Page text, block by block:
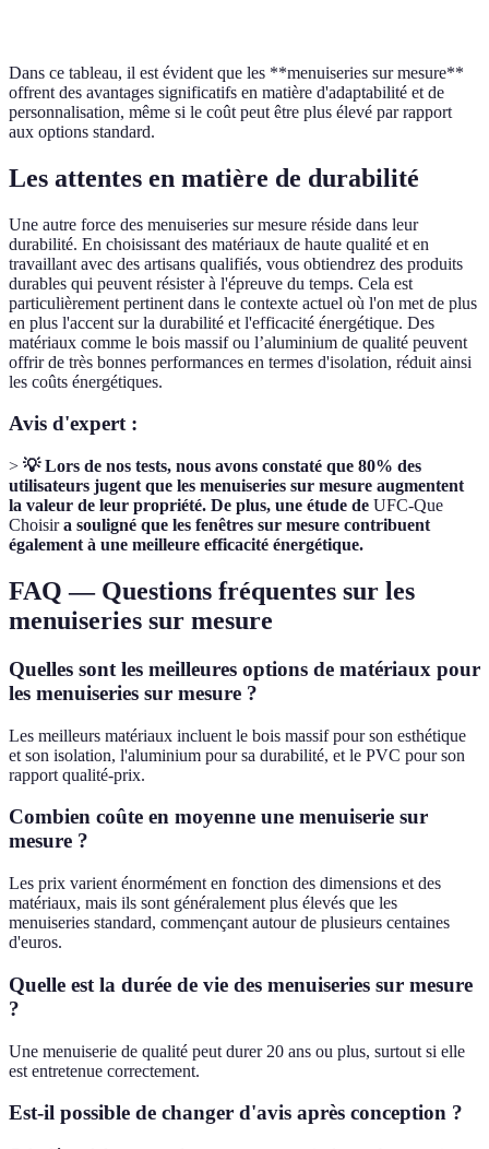
Dans ce tableau, il est évident que les **menuiseries sur mesure**
offrent des avantages significatifs en matière d'adaptabilité et de
personnalisation, même si le coût peut être plus élevé par rapport
aux options standard.
Les attentes en matière de durabilité
Une autre force des menuiseries sur mesure réside dans leur
durabilité. En choisissant des matériaux de haute qualité et en
travaillant avec des artisans qualifiés, vous obtiendrez des produits
durables qui peuvent résister à l'épreuve du temps. Cela est
particulièrement pertinent dans le contexte actuel où l'on met de plus
en plus l'accent sur la durabilité et l'efficacité énergétique. Des
matériaux comme le bois massif ou l’aluminium de qualité peuvent
offrir de très bonnes performances en termes d'isolation, réduit ainsi
les coûts énergétiques.
Avis d'expert :
> 💡 Lors de nos tests, nous avons constaté que 80% des
utilisateurs jugent que les menuiseries sur mesure augmentent
la valeur de leur propriété. De plus, une étude de UFC-Que
Choisira souligné que les fenêtres sur mesure contribuent
également à une meilleure efficacité énergétique.
FAQ — Questions fréquentes sur les
menuiseries sur mesure
Quelles sont les meilleures options de matériaux pour
les menuiseries sur mesure ?
Les meilleurs matériaux incluent le bois massif pour son esthétique
et son isolation, l'aluminium pour sa durabilité, et le PVC pour son
rapport qualité-prix.
Combien coûte en moyenne une menuiserie sur
mesure ?
Les prix varient énormément en fonction des dimensions et des
matériaux, mais ils sont généralement plus élevés que les
menuiseries standard, commençant autour de plusieurs centaines
d'euros.
Quelle est la durée de vie des menuiseries sur mesure
?
Une menuiserie de qualité peut durer 20 ans ou plus, surtout si elle
est entretenue correctement.
Est-il possible de changer d'avis après conception ?